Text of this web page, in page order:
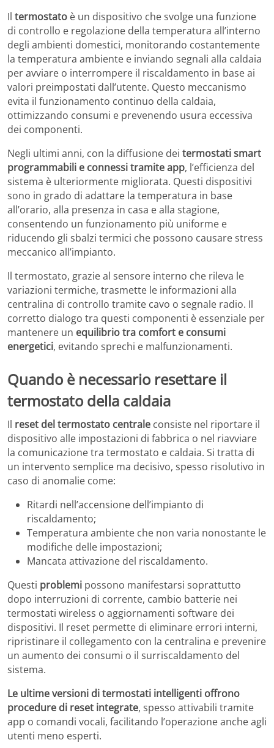
Il termostato è un dispositivo che svolge una funzione
di controllo e regolazione della temperatura all’interno
degli ambienti domestici, monitorando costantemente
la temperatura ambiente e inviando segnali alla caldaia
per avviare o interrompere il riscaldamento in base ai
valori preimpostati dall’utente. Questo meccanismo
evita il funzionamento continuo della caldaia,
ottimizzando consumi e prevenendo usura eccessiva
dei componenti.
Negli ultimi anni, con la diffusione dei termostati smart
programmabili e connessi tramite app, l’efficienza del
sistema è ulteriormente migliorata. Questi dispositivi
sono in grado di adattare la temperatura in base
all’orario, alla presenza in casa e alla stagione,
consentendo un funzionamento più uniforme e
riducendo gli sbalzi termici che possono causare stress
meccanico all’impianto.
Il termostato, grazie al sensore interno che rileva le
variazioni termiche, trasmette le informazioni alla
centralina di controllo tramite cavo o segnale radio. Il
corretto dialogo tra questi componenti è essenziale per
mantenere un equilibrio tra comfort e consumi
energetici, evitando sprechi e malfunzionamenti.
Quando è necessario resettare il
termostato della caldaia
Il reset del termostato centrale consiste nel riportare il
dispositivo alle impostazioni di fabbrica o nel riavviare
la comunicazione tra termostato e caldaia. Si tratta di
un intervento semplice ma decisivo, spesso risolutivo in
caso di anomalie come:
Ritardi nell’accensione dell’impianto di
riscaldamento;
Temperatura ambiente che non varia nonostante le
modifiche delle impostazioni;
Mancata attivazione del riscaldamento.
Questi problemi possono manifestarsi soprattutto
dopo interruzioni di corrente, cambio batterie nei
termostati wireless o aggiornamenti software dei
dispositivi. Il reset permette di eliminare errori interni,
ripristinare il collegamento con la centralina e prevenire
un aumento dei consumi o il surriscaldamento del
sistema.
Le ultime versioni di termostati intelligenti offrono
procedure di reset integrate, spesso attivabili tramite
app o comandi vocali, facilitando l’operazione anche agli
utenti meno esperti.